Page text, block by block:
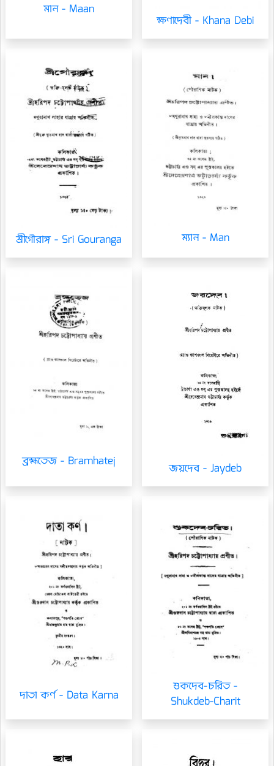
মান - Maan
ক্ষণাদেবী - Khana Debi
শ্রীগৌরাঙ্গ - Sri Gouranga ম্যান - Man
ব্রহ্মতেজ - Bramhatej জয়দেব - Jaydeb
দাতা কর্ণ - Data Karna
শুকদেব-চরিত -
Shukdeb-Charit